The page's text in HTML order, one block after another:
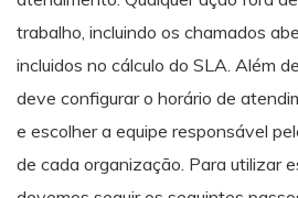
trabalho, incluindo os chamados
incluidos no cálculo do SLA. Além
deve configurar o horário de
e escolher a equipe responsável
de cada organização. Para utilizar